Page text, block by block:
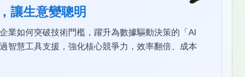
讓生意變聰明
業如何突破技術門檻，躍升為數據驅動決策的「AI
智慧工具支援，強化核心競爭力，效率翻倍、成本